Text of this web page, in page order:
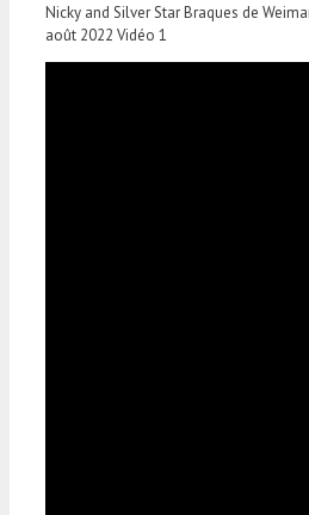
Nicky and Silver Star Braques de
août 2022 Vidéo 1